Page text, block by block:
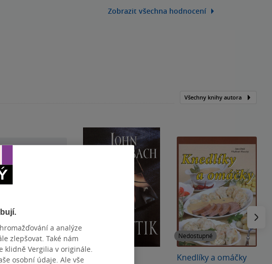
Zobrazit všechna hodnocení
Všechny knihy autora
barevná
Analytik
Nedostupné
Knedlíky a omáčky
a analýze
zlepšovat. Také nám
klidně Vergilia v originále.
osobní údaje. Ale vše